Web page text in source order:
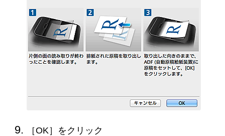
［OK］をクリック